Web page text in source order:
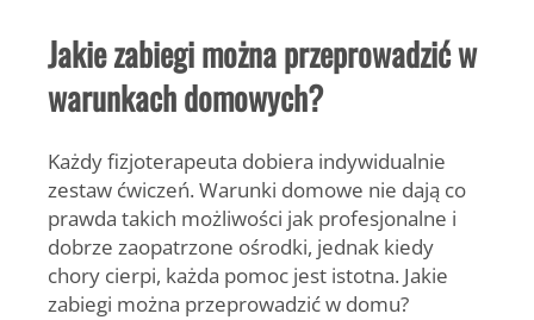
Jakie zabiegi można przeprowadzić w
warunkach domowych?
Każdy fizjoterapeuta dobiera indywidualnie
zestaw ćwiczeń. Warunki domowe nie dają co
prawda takich możliwości jak profesjonalne i
dobrze zaopatrzone ośrodki, jednak kiedy
chory cierpi, każda pomoc jest istotna. Jakie
zabiegi można przeprowadzić w domu?